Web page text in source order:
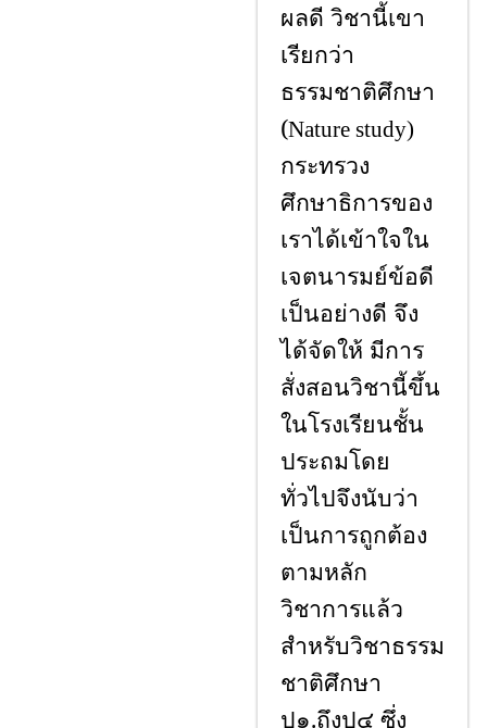
ผลดี วิชานี้เขา
เรียกว่า
ธรรมชาติศึกษา
(Nature study)
กระทรวง
ศึกษาธิการของ
เราได้เข้าใจใน
เจตนารมย์ข้อดี
เป็นอย่างดี จึง
ได้จัดให้ มีการ
สั่งสอนวิชานี้ขึ้น
ในโรงเรียนชั้น
ประถมโดย
ทั่วไปจึงนับว่า
เป็นการถูกต้อง
ตามหลัก
วิชาการแล้ว
สำหรับวิชาธรรม
ชาติศึกษา
ป๑.ถึงป๔ ซึ่ง